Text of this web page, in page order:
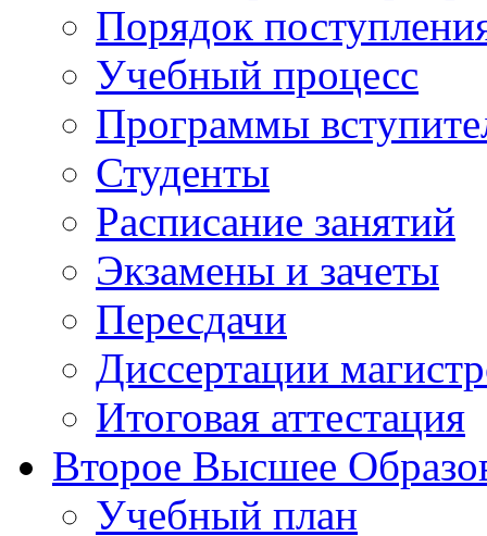
Порядок
Учебный процесс
Программы
Студенты
Расписание занятий
Экзамены и зачеты
Пересдачи
Диссертации
Итоговая аттестация
Второе Высшее
Учебный план